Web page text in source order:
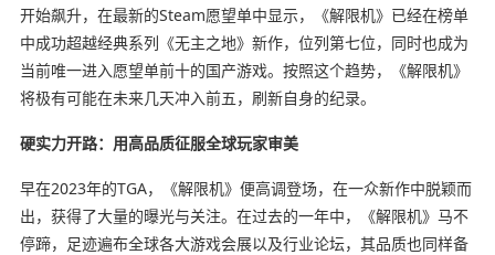
开始飙升，在最新的Steam愿望单中显示，《解限机》已经在榜单
中成功超越经典系列《无主之地》新作，位列第七位，同时也成为
当前唯一进入愿望单前十的国产游戏。按照这个趋势，《解限机》
将极有可能在未来几天冲入前五，刷新自身的纪录。
硬实力开路：用高品质征服全球玩家审美
早在2023年的TGA，《解限机》便高调登场，在一众新作中脱颖而
出，获得了大量的曝光与关注。在过去的一年中，《解限机》马不
停蹄，足迹遍布全球各大游戏会展以及行业论坛，其品质也同样备